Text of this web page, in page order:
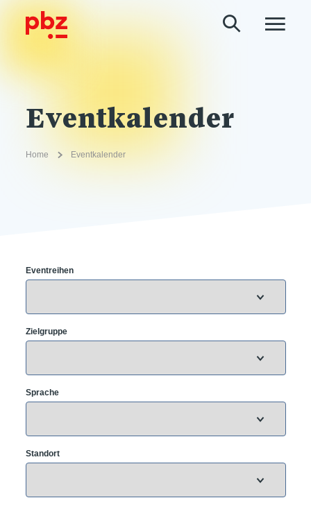
Eventkalender
Home Eventkalender
Eventreihen
Zielgruppe
Sprache
Standort